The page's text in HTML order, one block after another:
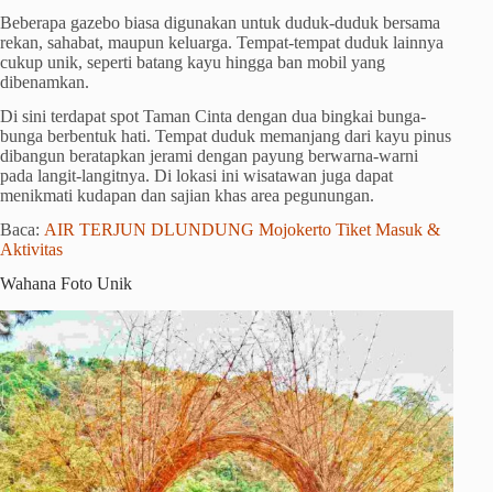
Beberapa gazebo biasa digunakan untuk duduk-duduk bersama
rekan, sahabat, maupun keluarga. Tempat-tempat duduk lainnya
cukup unik, seperti batang kayu hingga ban mobil yang
dibenamkan.
Di sini terdapat spot Taman Cinta dengan dua bingkai bunga-
bunga berbentuk hati. Tempat duduk memanjang dari kayu pinus
dibangun beratapkan jerami dengan payung berwarna-warni
pada langit-langitnya. Di lokasi ini wisatawan juga dapat
menikmati kudapan dan sajian khas area pegunungan.
Baca: AIR TERJUN DLUNDUNG Mojokerto Tiket Masuk &
Aktivitas
Wahana Foto Unik